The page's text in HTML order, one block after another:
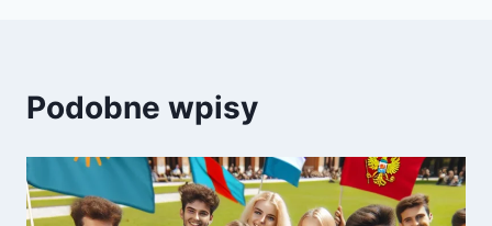
Podobne wpisy